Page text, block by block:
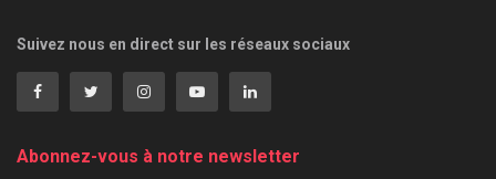
Suivez nous en direct sur les réseaux sociaux
Abonnez-vous à notre newsletter